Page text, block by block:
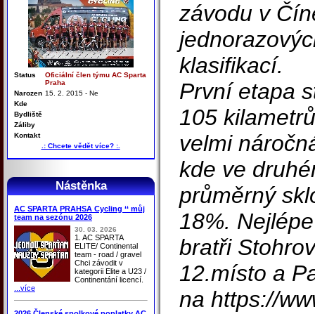
Status
Oficiální člen týmu AC Sparta
Praha
Narozen 15. 2. 2015 - Ne
Kde
Bydliště
Záliby
Kontakt
.: Chcete vědět více? :.
Nástěnka
AC SPARTA PRAHSA Cycling ‘‘ můj
team na sezónu 2026
30. 03. 2026
1. AC SPARTA
ELITE/ Continental
team - road / gravel
Chci závodit v
kategorii Elite a U23 /
Continentání licencí.
...více
závodu v
klasifikací.
První etapa
105
velmi
kde ve
průměrný
18%.
bratři
12.místo a
na https://